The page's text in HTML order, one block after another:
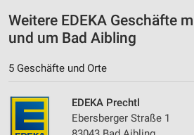
Weitere EDEKA Geschäfte
und um Bad Aibling
5 Geschäfte und Orte
EDEKA Prechtl
Ebersberger Straße 1
Funktional